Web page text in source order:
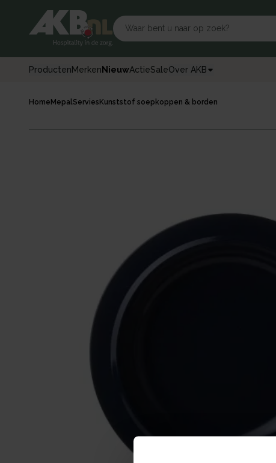
ProductenMerkenNieuwActieSaleOver AKB
Home MepalServies Kunststof soepkoppen & borden